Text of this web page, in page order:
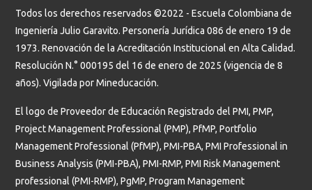
Todos los derechos reservados ©2022 - Escuela Colombiana de
Ingeniería Julio Garavito. Personería Jurídica 086 de enero 19 de
1973. Renovación de la Acreditación Institucional en Alta Calidad.
Resolución N.° 000195 del 16 de enero de 2025 (vigencia de 8
años). Vigilada por Mineducación.
El logo de Proveedor de Educación Registrado del PMI, PMP,
Project Management Professional (PMP), PfMP, Portfolio
Management Professional (PfMP), PMI-PBA, PMI Professional in
Business Analysis (PMI-PBA), PMI-RMP, PMI Risk Management
professional (PMI-RMP), PgMP, Program Management